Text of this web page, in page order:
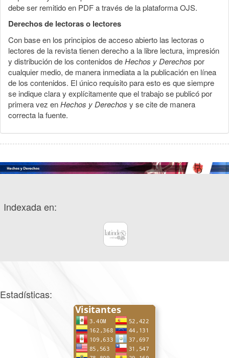
debe ser remitido en PDF a través de la plataforma OJS.
Derechos de lectoras o lectores
Con base en los principios de acceso abierto las lectoras o
lectores de la revista tienen derecho a la libre lectura, impresión
y distribución de los contenidos deHechos y Derechos por
cualquier medio, de manera inmediata a la publicación en línea
de los contenidos. El único requisito para esto es que siempre
se indique clara y explícitamente que el trabajo se publicó por
primera vez enHechos y Derechos y se cite de manera
correcta la fuente.
Indexada en:
Estadísticas: